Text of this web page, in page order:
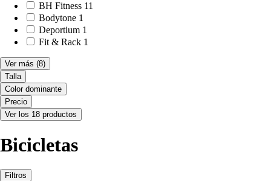
BH Fitness 11
Bodytone 1
Deportium 1
Fit & Rack 1
Ver más (8)
Talla
Color dominante
Precio
Ver los 18 productos
Bicicletas
Filtros